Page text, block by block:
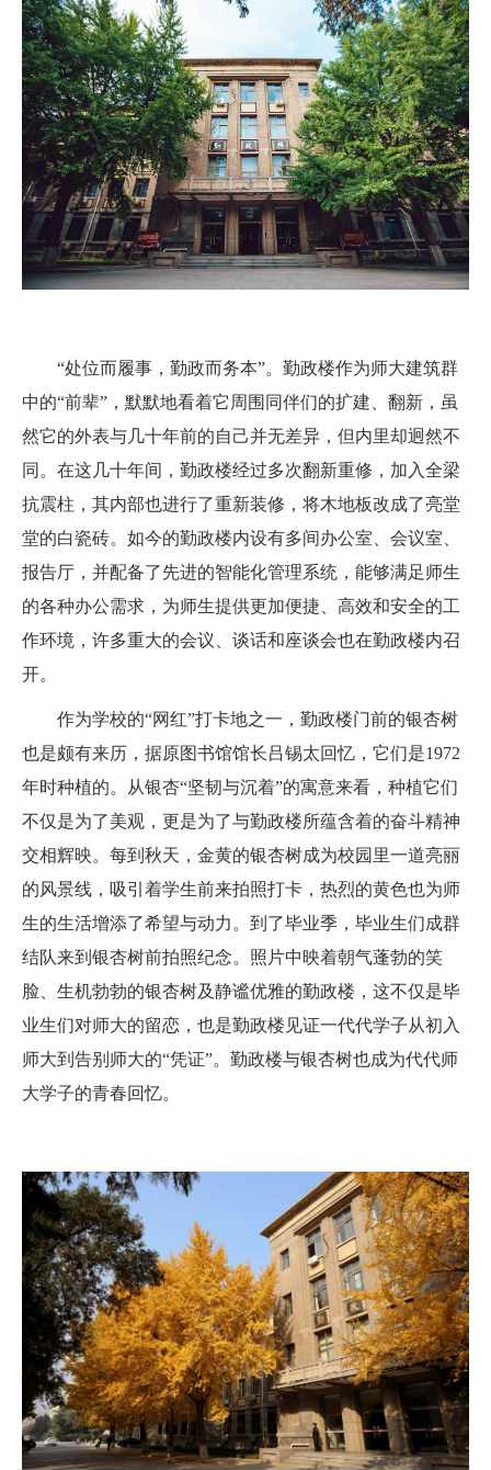
“处位而履事，勤政而务本”。勤政楼作为师大建筑群
中的“前辈”，默默地看着它周围同伴们的扩建、翻新，虽
然它的外表与几十年前的自己并无差异，但内里却迥然不
同。在这几十年间，勤政楼经过多次翻新重修，加入全梁
抗震柱，其内部也进行了重新装修，将木地板改成了亮堂
堂的白瓷砖。如今的勤政楼内设有多间办公室、会议室、
报告厅，并配备了先进的智能化管理系统，能够满足师生
的各种办公需求，为师生提供更加便捷、高效和安全的工
作环境，许多重大的会议、谈话和座谈会也在勤政楼内召
开。
作为学校的“网红”打卡地之一，勤政楼门前的银杏树
也是颇有来历，据原图书馆馆长吕锡太回忆，它们是1972
年时种植的。从银杏“坚韧与沉着”的寓意来看，种植它们
不仅是为了美观，更是为了与勤政楼所蕴含着的奋斗精神
交相辉映。每到秋天，金黄的银杏树成为校园里一道亮丽
的风景线，吸引着学生前来拍照打卡，热烈的黄色也为师
生的生活增添了希望与动力。到了毕业季，毕业生们成群
结队来到银杏树前拍照纪念。照片中映着朝气蓬勃的笑
脸、生机勃勃的银杏树及静谧优雅的勤政楼，这不仅是毕
业生们对师大的留恋，也是勤政楼见证一代代学子从初入
师大到告别师大的“凭证”。勤政楼与银杏树也成为代代师
大学子的青春回忆。